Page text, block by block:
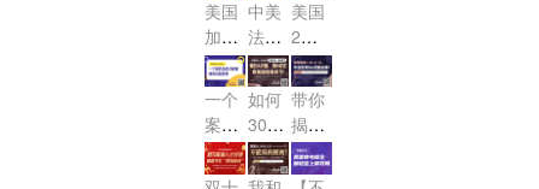
抢！
试机
会！
USB
AR通
关秘
笈快
来
领！
30天
冲
刺！
包”
，令
人心
动的
LL.M
offe
r，请
养计
划
国律
考帮
助大
吗？
考20
24年
远程
考试
可能
性及
利
月美
国律
考备
考计
划改
怎么
做！
（信
托
法）
公开
课名
额免
费
美国
加州
律师
考试
介绍
中美
法考
差异
说及
USB
AR学
习备
美国
2月
律考
倒计
时，
Essa
y和P
一个
案件
怎样
才能
如何
30天
快速
提升
带你
揭秘
LL.
M. &